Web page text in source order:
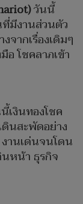
วันนี้
ที่มีงานส่วนตัว
จากเรื่องเดิมๆ​
อ โชคลาภเข้า
เงินทองโชค
ดินสะพัดอย่าง
านเด่นจนโดน
นหน้า ธุรกิจ